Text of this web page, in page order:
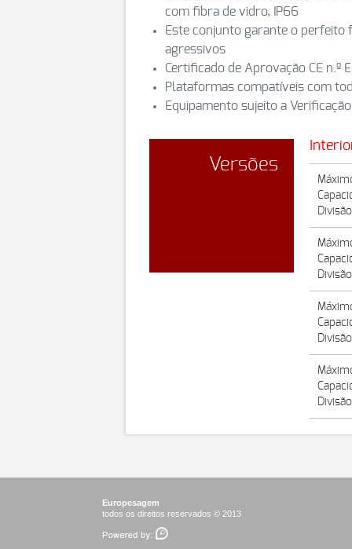
com fibra de vidro, IP66
Este conjunto garante o perfeito
agressivos
Certificado de Aprovação CE n.º
Plataformas compatíveis com
Equipamento sujeito a Verificação
Versões
Europesagem
todos os direitos reservados © 2013